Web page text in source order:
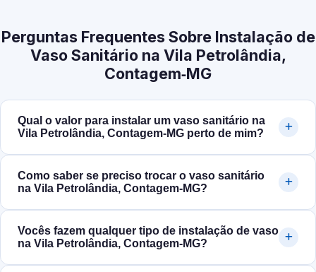
Perguntas Frequentes Sobre Instalação de
Vaso Sanitário na Vila Petrolândia,
Contagem‑MG
Qual o valor para instalar um vaso sanitário na
Vila Petrolândia, Contagem‑MG perto de mim?
Como saber se preciso trocar o vaso sanitário
na Vila Petrolândia, Contagem‑MG?
Vocês fazem qualquer tipo de instalação de vaso
na Vila Petrolândia, Contagem‑MG?